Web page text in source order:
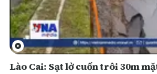
Lào Cai: Sạt lở cuốn trôi 30m